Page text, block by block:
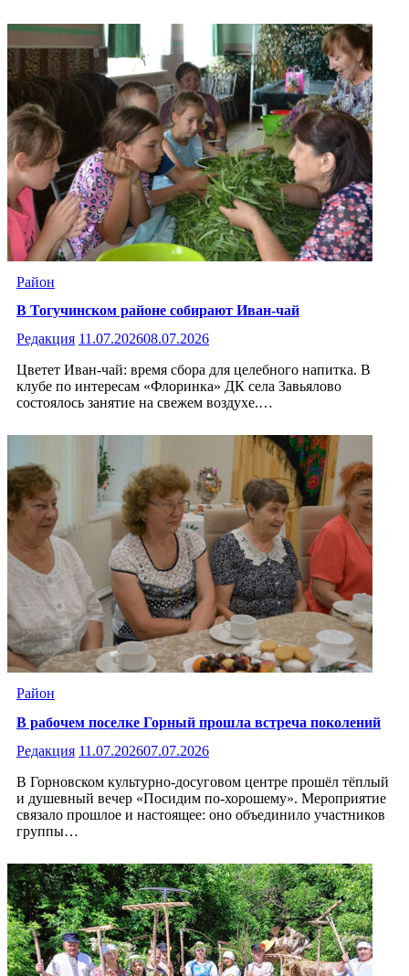
Район
В Тогучинском районе собирают Иван-чай
Редакция 11.07.202608.07.2026
Цветет Иван-чай: время сбора для целебного напитка. В
клубе по интересам «Флоринка» ДК села Завьялово
состоялось занятие на свежем воздухе.…
Район
В рабочем поселке Горный прошла встреча поколений
Редакция 11.07.202607.07.2026
В Горновском культурно-досуговом центре прошёл тёплый
и душевный вечер «Посидим по‑хорошему». Мероприятие
связало прошлое и настоящее: оно объединило участников
группы…